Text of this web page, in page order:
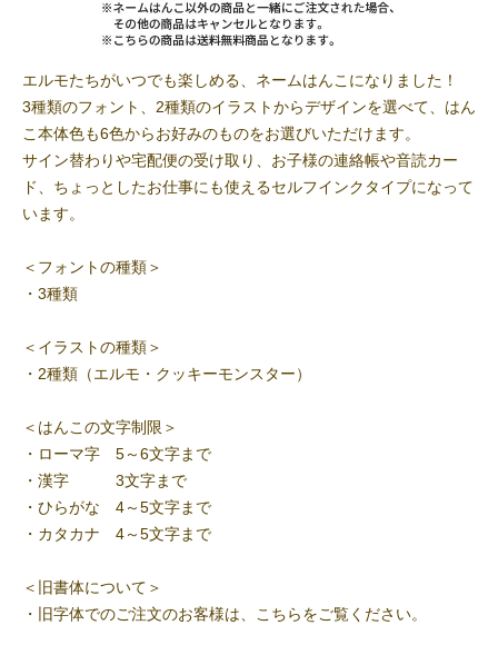
エルモたちがいつでも楽しめる、ネームはんこになりました！
3種類のフォント、2種類のイラストからデザインを選べて、はん
こ本体色も6色からお好みのものをお選びいただけます。
サイン替わりや宅配便の受け取り、お子様の連絡帳や音読カー
ド、ちょっとしたお仕事にも使えるセルフインクタイプになって
います。
＜フォントの種類＞
・3種類
＜イラストの種類＞
・2種類（エルモ・クッキーモンスター）
＜はんこの文字制限＞
・ローマ字 5～6文字まで
・漢字 3文字まで
・ひらがな 4～5文字まで
・カタカナ 4～5文字まで
＜旧書体について＞
・旧字体でのご注文のお客様は、
こちらをご覧ください。